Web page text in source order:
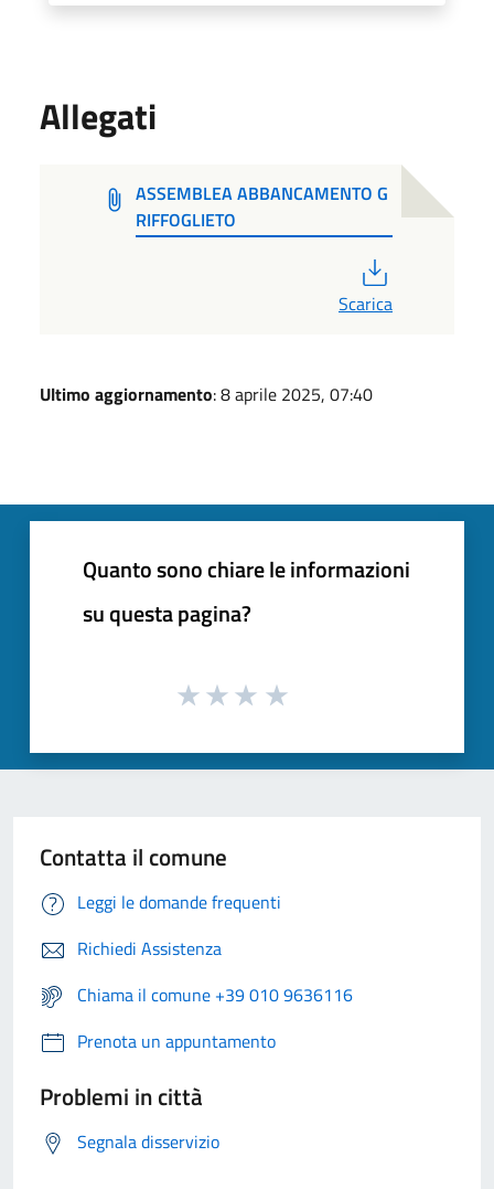
Allegati
ASSEMBLEA ABBANCAMENTO G
RIFFOGLIETO
Scarica
Ultimo aggiornamento: 8 aprile 2025, 07:40
Quanto sono chiare le informazioni
su questa pagina?
Contatta il comune
Leggi le domande frequenti
Richiedi Assistenza
Chiama il comune +39 010 9636116
Prenota un appuntamento
Problemi in città
Segnala disservizio